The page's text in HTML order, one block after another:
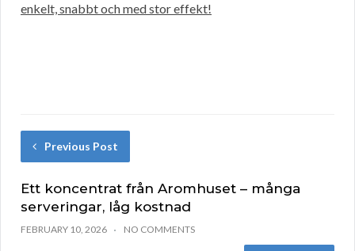
enkelt, snabbt och med stor effekt!
Previous Post
Ett koncentrat från Aromhuset – många
serveringar, låg kostnad
FEBRUARY 10, 2026 NO COMMENTS